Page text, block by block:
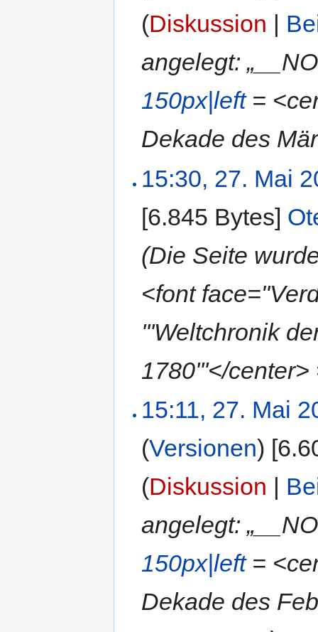
(Diskussion |
angelegt:
150px|left=
Dekade des
15:30, 27. Mai
[6.845 Bytes]
(Die Seite
<font
'''Weltchronik
1780'''</
15:11, 27. Mai
(Versionen)
(Diskussion |
angelegt:
150px|left=
Dekade des